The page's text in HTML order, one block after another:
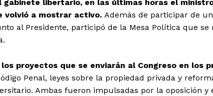
gabinete libertario, en las últimas horas el
volvió a mostrar activo. Además de participar de
al Presidente, participó de la Mesa Política que
los proyectos que se enviarán al Congreso en los
Penal, leyes sobre la propiedad privada y
Ambas fueron impulsadas por la oposición y